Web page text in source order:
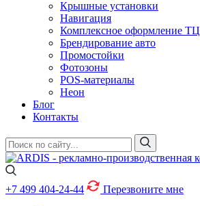
Крышные установки
Навигация
Комплексное оформление ТЦ
Брендирование авто
Промостойки
Фотозоны
POS-материалы
Неон
Блог
Контакты
+7 499 404-24-44
Перезвоните мне